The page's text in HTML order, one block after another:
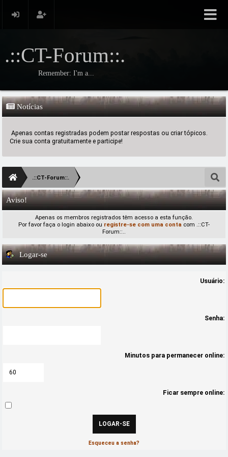
.::CT-Forum::.
Remember: I'm a...
Notícias
Apenas contas registradas podem postar respostas ou criar tópicos.
Crie sua conta gratuitamente e participe!
.::CT-Forum::.
Aviso!
Apenas os membros registrados têm acesso a esta função.
Por favor faça o login abaixo ou registre-se com uma conta com .::CT-
Forum::..
Logar-se
Usuário:
Senha:
Minutos para permanecer online:
Ficar sempre online:
Esqueceu a senha?